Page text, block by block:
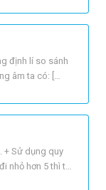
121
định lí so sánh
âm ta có: [
= 3 hfill
+ Sử dụng quy
nhỏ hơn 5 thì ta